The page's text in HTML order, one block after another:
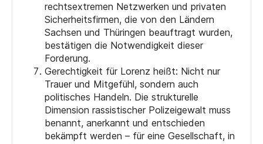
rechtsextremen Netzwerken und privaten
Sicherheitsfirmen, die von den Ländern
Sachsen und Thüringen beauftragt wurden,
bestätigen die Notwendigkeit dieser
Forderung.
Gerechtigkeit für Lorenz heißt: Nicht nur
Trauer und Mitgefühl, sondern auch
politisches Handeln. Die strukturelle
Dimension rassistischer Polizeigewalt muss
benannt, anerkannt und entschieden
bekämpft werden – für eine Gesellschaft, in